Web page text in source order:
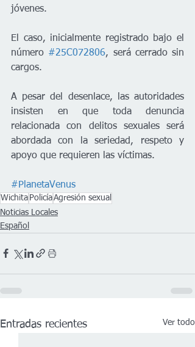
jóvenes.
El caso, inicialmente registrado bajo el
número #25C072806, será cerrado sin
cargos.
A pesar del desenlace, las autoridades
insisten en que toda denuncia
relacionada con delitos sexuales será
abordada con la seriedad, respeto y
apoyo que requieren las víctimas.
#PlanetaVenus
Wichita PolicíaAgresión sexual
Noticias Locales
Español
Entradas recientes Ver todo